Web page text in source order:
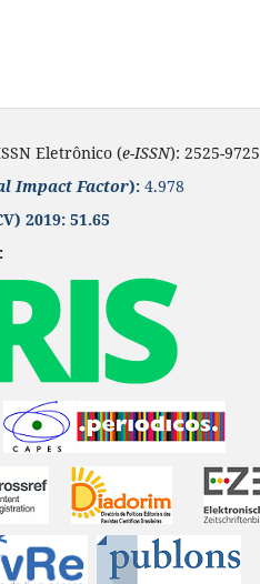
Eletrônico (e-ISSN): 2525-9725
Impact Factor): 4.978
2019: 51.65